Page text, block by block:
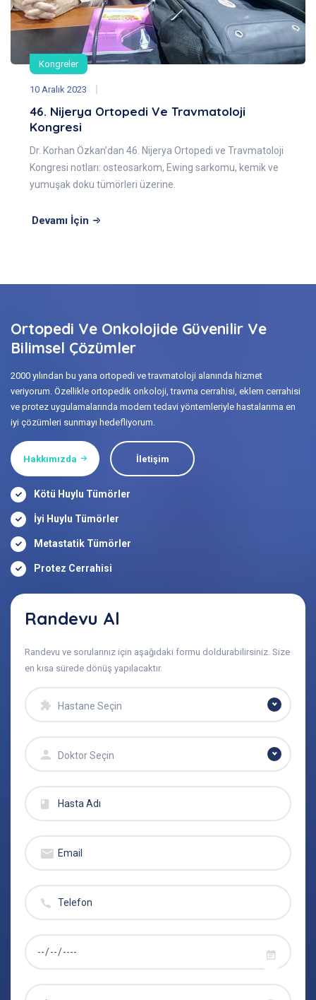
Kongreler
10 Aralık 2023
46. Nijerya Ortopedi Ve Travmatoloji
Kongresi
Dr. Korhan Özkan’dan 46. Nijerya Ortopedi ve Travmatoloji
Kongresi notları: osteosarkom, Ewing sarkomu, kemik ve
yumuşak doku tümörleri üzerine.
Devamı İçin
Ortopedi Ve Onkolojide Güvenilir Ve
Bilimsel Çözümler
2000 yılından bu yana ortopedi ve travmatoloji alanında hizmet
veriyorum. Özellikle ortopedik onkoloji, travma cerrahisi, eklem cerrahisi
ve protez uygulamalarında modern tedavi yöntemleriyle hastalarıma en
iyi çözümleri sunmayı hedefliyorum.
Hakkımızda İletişim
Kötü Huylu Tümörler
İyi Huylu Tümörler
Metastatik Tümörler
Protez Cerrahisi
Randevu Al
Randevu ve sorularınız için aşağıdaki formu doldurabilirsiniz. Size
en kısa sürede dönüş yapılacaktır.
Hastane Seçin
Doktor Seçin